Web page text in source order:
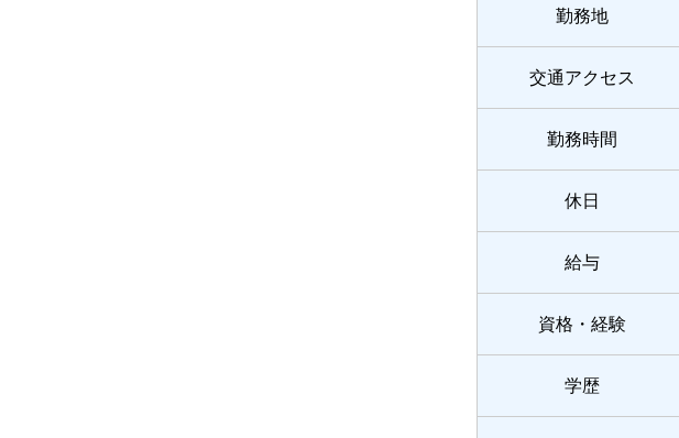
勤務地
交通アクセス
勤務時間
休日
給与
資格・経験
学歴